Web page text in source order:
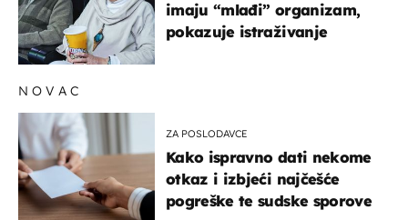
imaju “mlađi” organizam,
pokazuje istraživanje
NOVAC
ZA POSLODAVCE
Kako ispravno dati nekome
otkaz i izbjeći najčešće
pogreške te sudske sporove